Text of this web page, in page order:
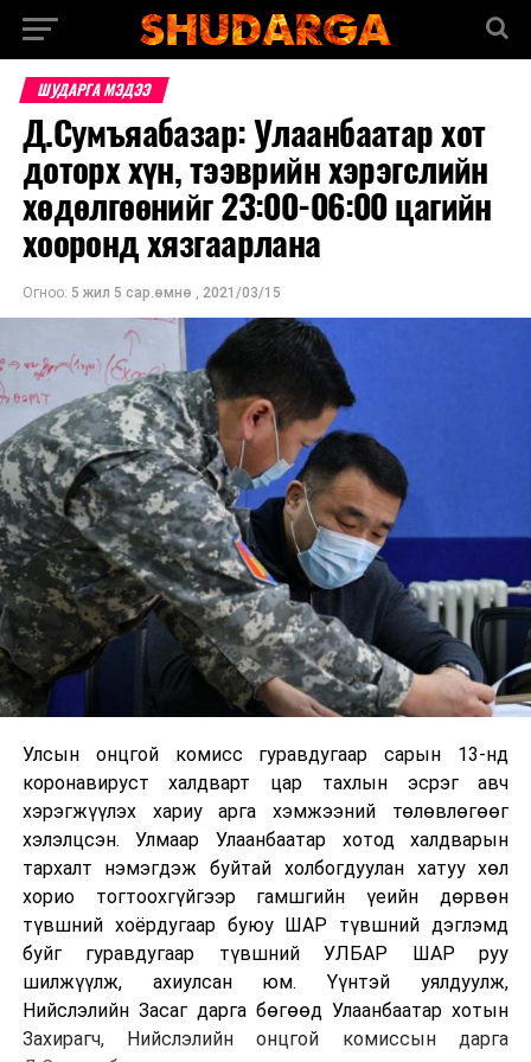
ШУДАРГА МЭДЭЭ
Д.Сумъяабазар: Улаанбаатар хот
доторх хүн, тээврийн хэрэгслийн
хөдөлгөөнийг 23:00-06:00 цагийн
хооронд хязгаарлана
Огноо: 5 жил 5 сар.өмнө , 2021/03/15
Улсын онцгой комисс гуравдугаар сарын 13-нд
коронавируст халдварт цар тахлын эсрэг авч
хэрэгжүүлэх хариу арга хэмжээний төлөвлөгөөг
хэлэлцсэн. Улмаар Улаанбаатар хотод халдварын
тархалт нэмэгдэж буйтай холбогдуулан хатуу хөл
хорио тогтоохгүйгээр гамшгийн үеийн дөрвөн
түвшний хоёрдугаар буюу ШАР түвшний дэглэмд
буйг гуравдугаар түвшний УЛБАР ШАР руу
шилжүүлж, ахиулсан юм. Үүнтэй уялдуулж,
Нийслэлийн Засаг дарга бөгөөд Улаанбаатар хотын
Захирагч, Нийслэлийн онцгой комиссын дарга